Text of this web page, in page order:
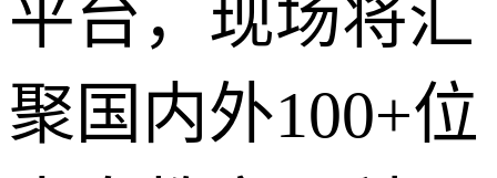
平台，现场将汇
聚国内外100+位